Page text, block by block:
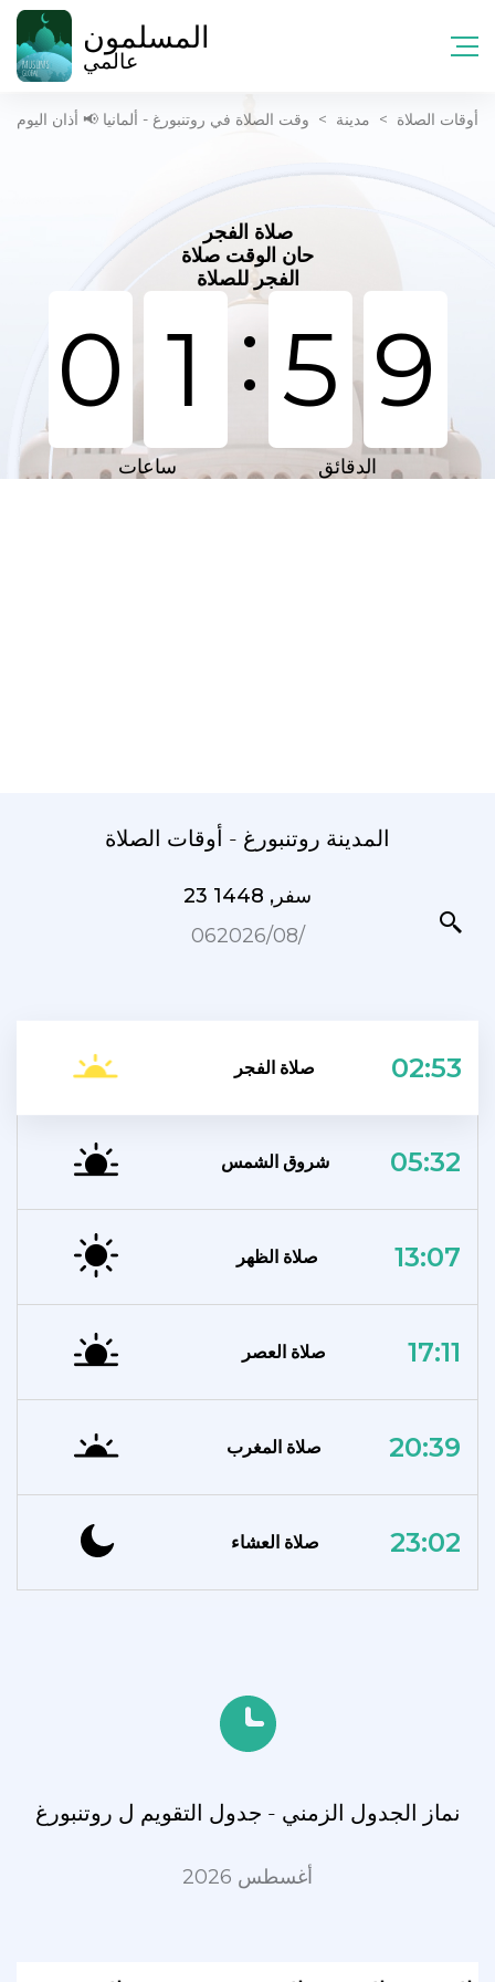
المسلمون
عالمي
أوقات الصلاة > مدينة > وقت الصلاة في روتنبورغ - ألمانيا 📢 أذان اليوم
صلاة الفجر
حان الوقت صلاة
الفجر للصلاة
0 1 :5 9
ساعات الدقائق
المدينة روتنبورغ - أوقات الصلاة
23 سفر, 1448
06‏/08‏/2026
صلاة الفجر 02:53
شروق الشمس 05:32
صلاة الظهر 13:07
صلاة العصر 17:11
صلاة المغرب 20:39
صلاة العشاء 23:02
نماز الجدول الزمني - جدول التقويم ل روتنبورغ
أغسطس 2026